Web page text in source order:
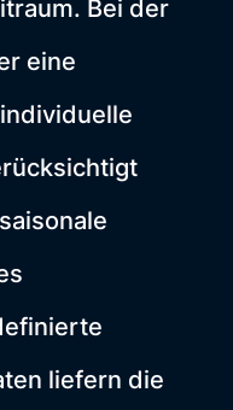
Bei der
eine
liefern die